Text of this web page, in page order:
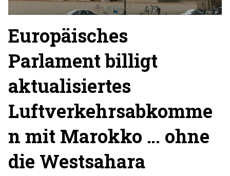
Europäisches
Parlament billigt
aktualisiertes
Luftverkehrsabkomme
n mit Marokko … ohne
die Westsahara